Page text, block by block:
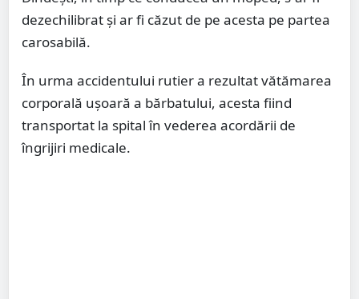
dezechilibrat și ar fi căzut de pe acesta pe partea
carosabilă.
În urma accidentului rutier a rezultat vătămarea
corporală ușoară a bărbatului, acesta fiind
transportat la spital în vederea acordării de
îngrijiri medicale.